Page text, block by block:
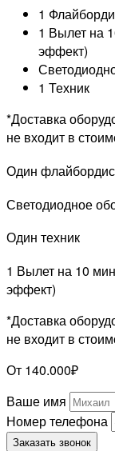
1
1 Вылет на
эффект)
1 Техник
*Доставка
не входит в
Один
Светодиодное
Один техник
1 Вылет на 10
эффект)
*Доставка
не входит в
От 140.000₽
Ваше имя
Номер телефона
Заказать звонок